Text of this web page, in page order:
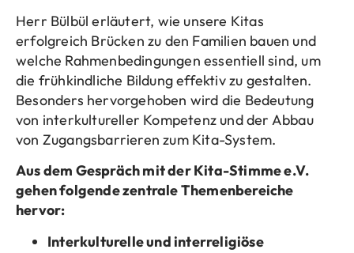
Herr Bülbül erläutert, wie unsere Kitas
erfolgreich Brücken zu den Familien bauen und
welche Rahmenbedingungen essentiell sind, um
die frühkindliche Bildung effektiv zu gestalten.
Besonders hervorgehoben wird die Bedeutung
von interkultureller Kompetenz und der Abbau
von Zugangsbarrieren zum Kita-System.
Aus dem Gespräch mit der Kita-Stimme e.V.
gehen folgende zentrale Themenbereiche
hervor:
Interkulturelle und interreligiöse